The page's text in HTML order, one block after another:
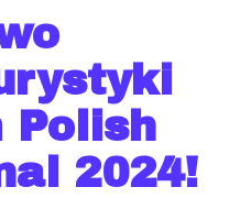
Polish
2024!